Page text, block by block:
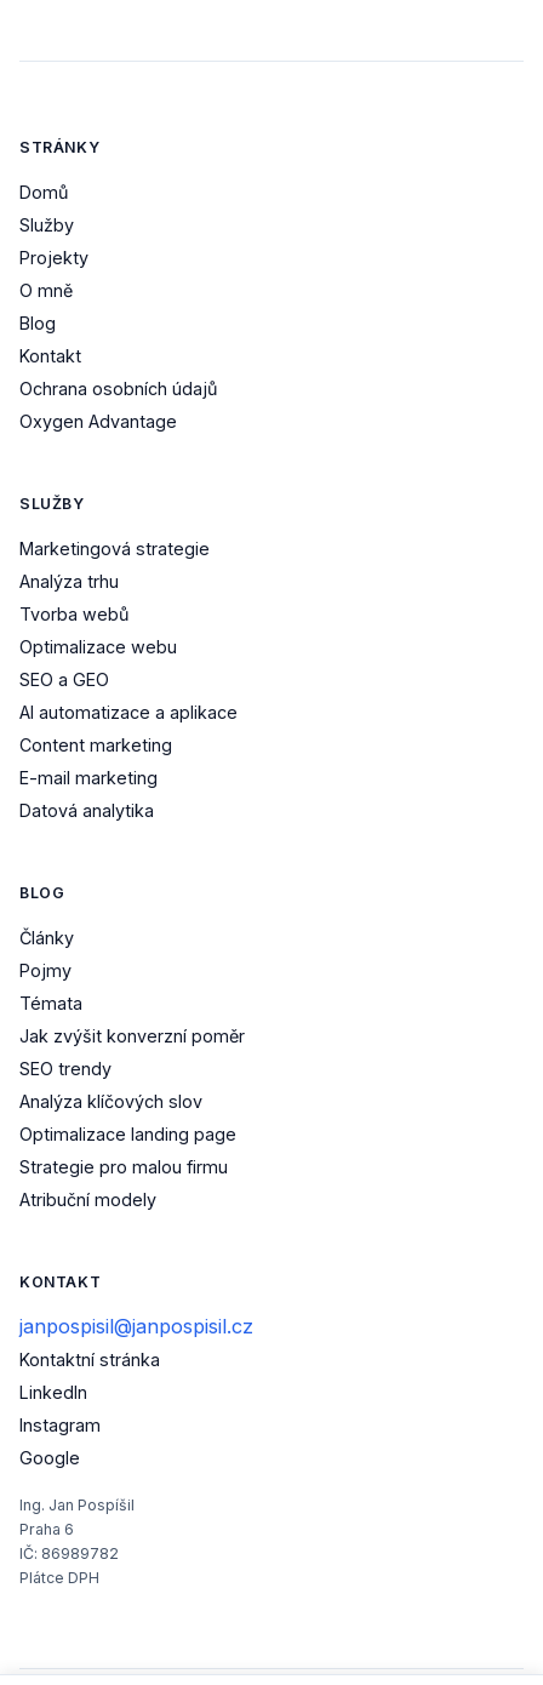
STRÁNKY
Domů
Služby
Projekty
O mně
Blog
Kontakt
Ochrana osobních údajů
Oxygen Advantage
SLUŽBY
Marketingová strategie
Analýza trhu
Tvorba webů
Optimalizace webu
SEO a GEO
AI automatizace a aplikace
Content marketing
E-mail marketing
Datová analytika
BLOG
Články
Pojmy
Témata
Jak zvýšit konverzní poměr
SEO trendy
Analýza klíčových slov
Optimalizace landing page
Strategie pro malou firmu
Atribuční modely
KONTAKT
janpospisil@janpospisil.cz
Kontaktní stránka
LinkedIn
Instagram
Google
Ing. Jan Pospíšil
Praha 6
IČ: 86989782
Plátce DPH